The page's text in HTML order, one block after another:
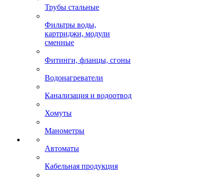
Трубы стальные
Фильтры воды,
картриджи, модули
сменные
Фитинги, фланцы, сгоны
Водонагреватели
Канализация и водоотвод
Хомуты
Манометры
Автоматы
Кабельная продукция